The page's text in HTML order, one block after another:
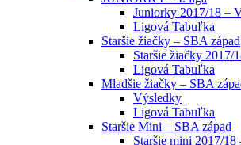
Juniorky 2017/18 –
Ligová Tabuľka
Staršie žiačky – SBA západ
Staršie žiačky 2017/
Ligová Tabuľka
Mladšie žiačky – SBA
Výsledky
Ligová Tabuľka
Staršie Mini – SBA západ
Staršie mini 2017/